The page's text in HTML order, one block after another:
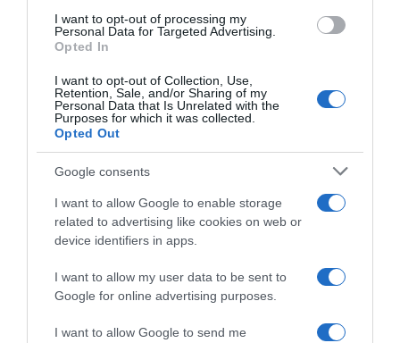
I want to opt-out of processing my
Personal Data for Targeted Advertising.
Opted In
I want to opt-out of Collection, Use,
Retention, Sale, and/or Sharing of my
Personal Data that Is Unrelated with the
Purposes for which it was collected.
Opted Out
Google consents
I want to allow Google to enable storage
related to advertising like cookies on web or
device identifiers in apps.
I want to allow my user data to be sent to
Google for online advertising purposes.
I want to allow Google to send me
Παρακαλώ Περιμένετε...